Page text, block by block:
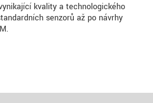
kvality a technologického
senzorů až po návrhy